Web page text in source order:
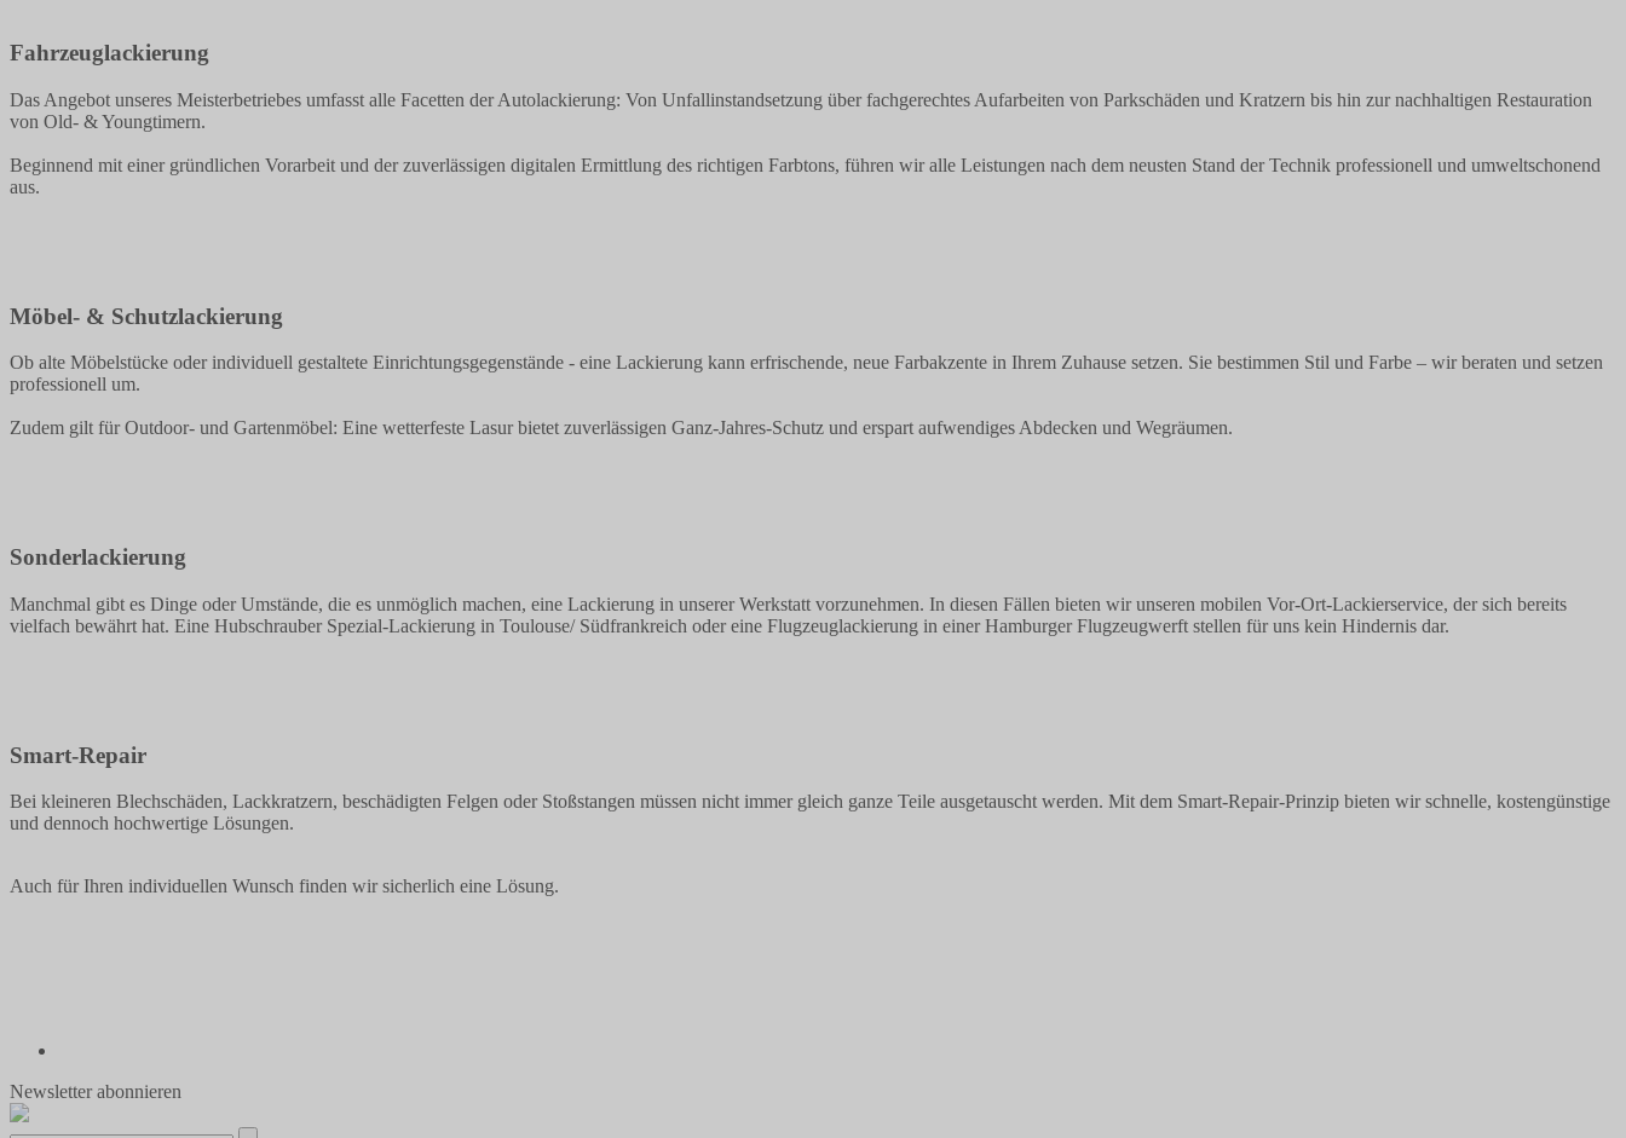
Fahrzeuglackierung
Das Angebot unseres Meisterbetriebes umfasst alle Facetten der Autolackierung: Von Unfallinstandsetzung über fachgerechtes Aufarbeiten von Parkschäden und Kratzern bis hin zur nachhaltigen Restauration
von Old- & Youngtimern.
Beginnend mit einer gründlichen Vorarbeit und der zuverlässigen digitalen Ermittlung des richtigen Farbtons, führen wir alle Leistungen nach dem neusten Stand der Technik professionell und umweltschonend
aus.
Möbel- & Schutzlackierung
Ob alte Möbelstücke oder individuell gestaltete Einrichtungsgegenstände - eine Lackierung kann erfrischende, neue Farbakzente in Ihrem Zuhause setzen. Sie bestimmen Stil und Farbe – wir beraten und setzen
professionell um.
Zudem gilt für Outdoor- und Gartenmöbel: Eine wetterfeste Lasur bietet zuverlässigen Ganz-Jahres-Schutz und erspart aufwendiges Abdecken und Wegräumen.
Sonderlackierung
Manchmal gibt es Dinge oder Umstände, die es unmöglich machen, eine Lackierung in unserer Werkstatt vorzunehmen. In diesen Fällen bieten wir unseren mobilen Vor-Ort-Lackierservice, der sich bereits
vielfach bewährt hat. Eine Hubschrauber Spezial-Lackierung in Toulouse/ Südfrankreich oder eine Flugzeuglackierung in einer Hamburger Flugzeugwerft stellen für uns kein Hindernis dar.
Smart-Repair
Bei kleineren Blechschäden, Lackkratzern, beschädigten Felgen oder Stoßstangen müssen nicht immer gleich ganze Teile ausgetauscht werden. Mit dem Smart-Repair-Prinzip bieten wir schnelle, kostengünstige
und dennoch hochwertige Lösungen.
Auch für Ihren individuellen Wunsch finden wir sicherlich eine Lösung.
Newsletter abonnieren